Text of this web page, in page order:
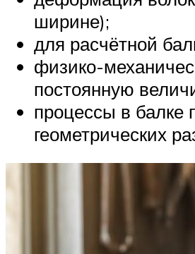
ширине);
для расчётной
физико-
постоянную
процессы в балке
геометрических